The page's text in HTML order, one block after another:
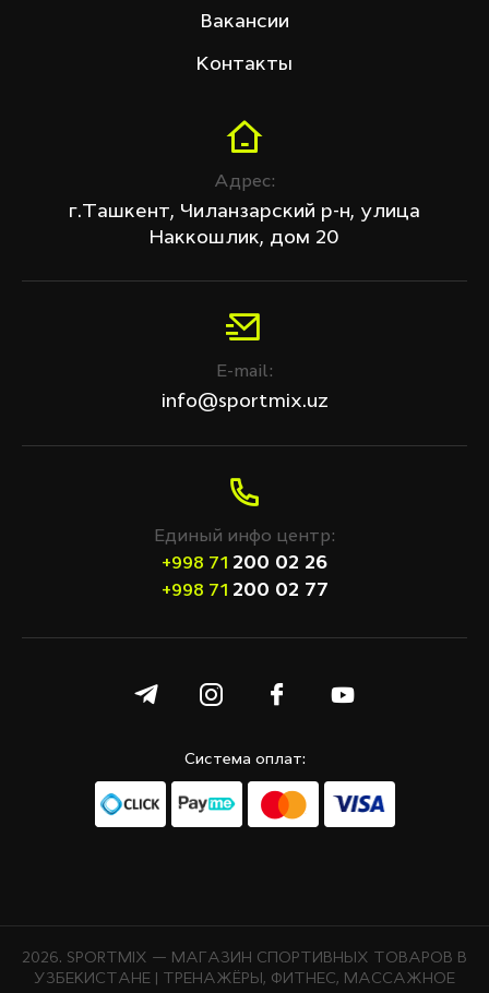
Адрес:
г.Ташкент, Чиланзарский р-н, улица
Наккошлик, дом 20
E-mail:
info@sportmix.uz
Единый инфо центр:
+998 71 200 02 26
+998 71 200 02 77
Вакансии
Контакты
Система оплат:
2026. SPORTMIX — МАГАЗИН СПОРТИВНЫХ ТОВАРОВ В
УЗБЕКИСТАНЕ | ТРЕНАЖЁРЫ, ФИТНЕС, МАССАЖНОЕ